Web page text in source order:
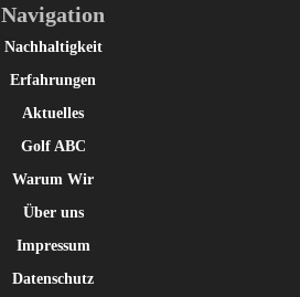
Navigation
Nachhaltigkeit
Erfahrungen
Aktuelles
Golf ABC
Warum Wir
Über uns
Impressum
Datenschutz